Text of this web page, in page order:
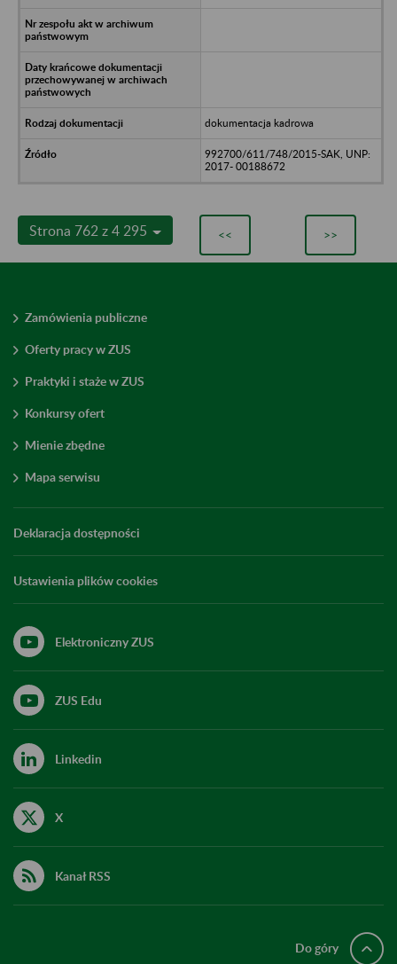
dokumentacja kadrowa
992700/611/748/2015-SAK, UNP:
2017- 00188672
Strona 762 z 4 295 << >>
Zamówienia publiczne
Oferty pracy w ZUS
Praktyki i staże w ZUS
Konkursy ofert
Mienie zbędne
Mapa serwisu
Deklaracja dostępności
Ustawienia plików cookies
Elektroniczny ZUS
ZUS Edu
Linkedin
X
Kanał RSS
Do góry